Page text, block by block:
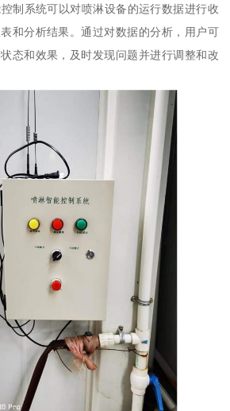
制系统可以对喷淋设备的运行数据进行收
和分析结果。通过对数据的分析，用户可
态和效果，及时发现问题并进行调整和改